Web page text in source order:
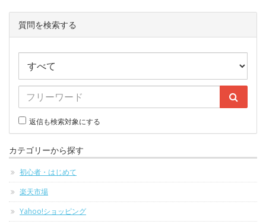
質問を検索する
返信も検索対象にする
カテゴリーから探す
初心者・はじめて
楽天市場
Yahoo!ショッピング